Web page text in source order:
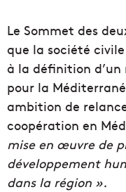
Le Sommet des
que la société
à la définition
pour la
ambition de
coopération en
mise en œuvre de
développement
dans la région ».